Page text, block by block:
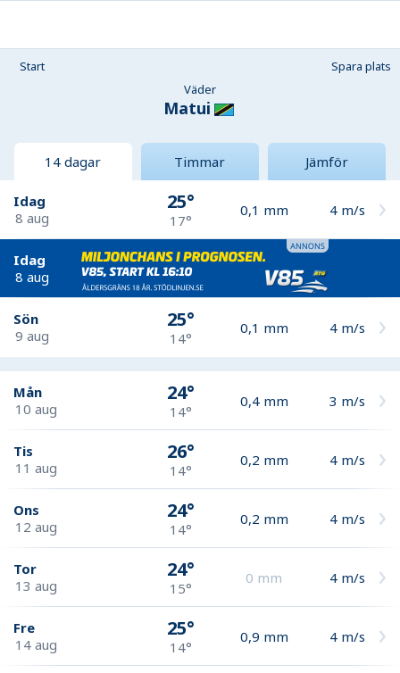
Start
Spara plats
Väder
Matui
14 dagar Timmar Jämför
Idag
8 aug
25°
17°
0,1 mm 4 m/s
Idag
8 aug
Sön
9 aug
25°
14°
0,1 mm 4 m/s
Mån
10 aug
24°
14°
0,4 mm 3 m/s
Tis
11 aug
26°
14°
0,2 mm 4 m/s
Ons
12 aug
24°
14°
0,2 mm 4 m/s
Tor
13 aug
24°
15°
0 mm 4 m/s
Fre
14 aug
25°
14°
0,9 mm 4 m/s